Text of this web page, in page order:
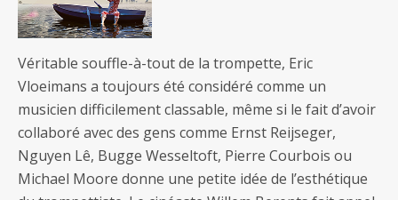
Véritable souffle-à-tout de la trompette, Eric
Vloeimans a toujours été considéré comme un
musicien difficilement classable, même si le fait d’avoir
collaboré avec des gens comme Ernst Reijseger,
Nguyen Lê, Bugge Wesseltoft, Pierre Courbois ou
Michael Moore donne une petite idée de l’esthétique